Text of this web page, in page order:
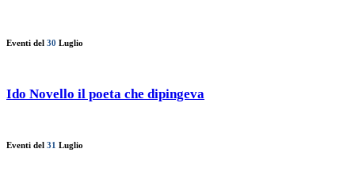
Eventi del 30 Luglio
Ido Novello il poeta che dipingeva
Eventi del 31 Luglio